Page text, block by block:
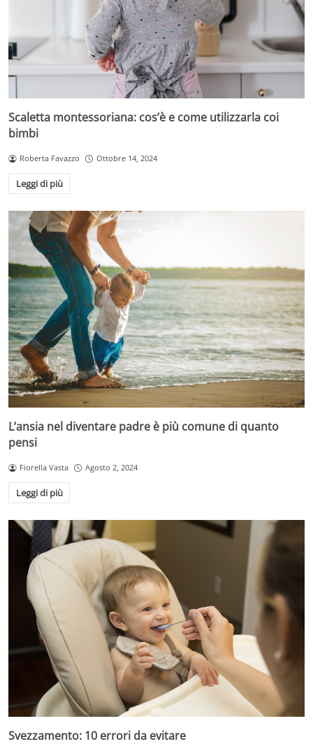
Scaletta montessoriana: cos’è e come utilizzarla coi
bimbi
Roberta Favazzo Ottobre 14, 2024
Leggi di più
L’ansia nel diventare padre è più comune di quanto
pensi
Fiorella Vasta Agosto 2, 2024
Leggi di più
Svezzamento: 10 errori da evitare